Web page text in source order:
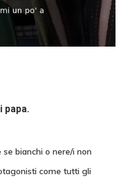
papa.
bianchi o nere/i non
come tutti gli